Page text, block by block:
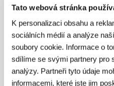
Tato webová stránka
K personalizaci obsahu a
sociálních médií a analýze
soubory cookie. Informace o
sdílíme se svými partnery pro
analýzy. Partneři tyto údaje
informacemi, které jste jim
Joel(1954, Minneapolis) a